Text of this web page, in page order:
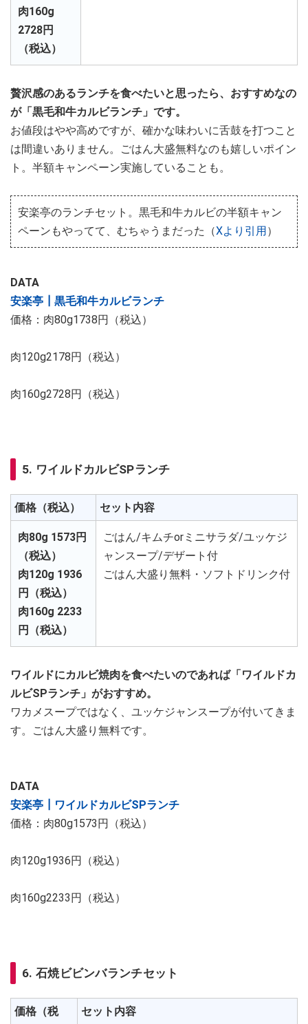
肉160g
2728円
（税込）
贅沢感のあるランチを食べたいと思ったら、おすすめなの
が「黒毛和牛カルビランチ」です。
お値段はやや高めですが、確かな味わいに舌鼓を打つこと
は間違いありません。ごはん大盛無料なのも嬉しいポイン
ト。半額キャンペーン実施していることも。
安楽亭のランチセット。黒毛和牛カルビの半額キャン
ペーンもやってて、むちゃうまだった（Xより引用）
DATA
安楽亭┃黒毛和牛カルビランチ
価格：肉80g1738円（税込）
肉120g2178円（税込）
肉160g2728円（税込）
5. ワイルドカルビSPランチ
価格（税込） セット内容
肉80g 1573円
（税込）
肉120g 1936
円（税込）
肉160g 2233
円（税込）
ごはん/キムチorミニサラダ/ユッケジ
ャンスープ/デザート付
ごはん大盛り無料・ソフトドリンク付
ワイルドにカルビ焼肉を食べたいのであれば「ワイルドカ
ルビSPランチ」がおすすめ。
ワカメスープではなく、ユッケジャンスープが付いてきま
す。ごはん大盛り無料です。
DATA
安楽亭┃ワイルドカルビSPランチ
価格：肉80g1573円（税込）
肉120g1936円（税込）
肉160g2233円（税込）
6. 石焼ビビンバランチセット
価格（税
セット内容